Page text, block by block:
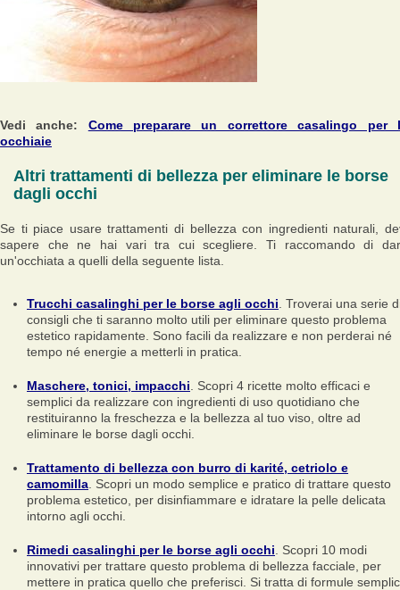
Vedi anche: Come preparare un correttore casalingo per
occhiaie
Altri trattamenti di bellezza per eliminare le borse
dagli occhi
Se ti piace usare trattamenti di bellezza con ingredienti naturali,
sapere che ne hai vari tra cui scegliere. Ti raccomando di
un'occhiata a quelli della seguente lista.
Trucchi casalinghi per le borse agli occhi . Troverai una serie
consigli che ti saranno molto utili per eliminare questo problema
estetico rapidamente. Sono facili da realizzare e non perderai né
tempo né energie a metterli in pratica.
Maschere, tonici, impacchi . Scopri 4 ricette molto efficaci e
semplici da realizzare con ingredienti di uso quotidiano che
restituiranno la freschezza e la bellezza al tuo viso, oltre ad
eliminare le borse dagli occhi.
Trattamento di bellezza con burro di karité, cetriolo e
camomilla . Scopri un modo semplice e pratico di trattare questo
problema estetico, per disinfiammare e idratare la pelle delicata
intorno agli occhi.
Rimedi casalinghi per le borse agli occhi . Scopri 10 modi
innovativi per trattare questo problema di bellezza facciale, per
mettere in pratica quello che preferisci. Si tratta di formule